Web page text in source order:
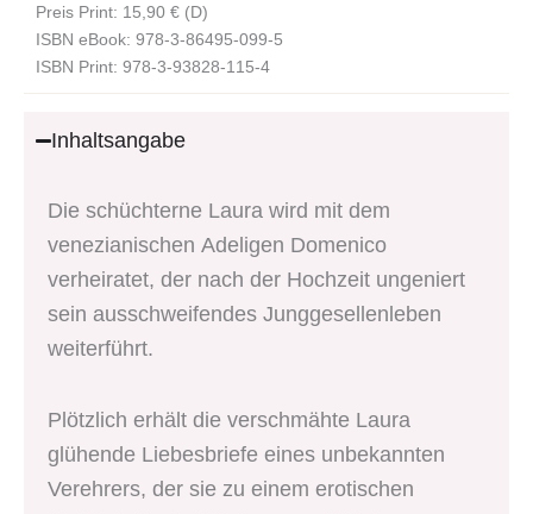
Preis Print: 15,90 € (D)
ISBN eBook: 978-3-86495-099-5
ISBN Print: 978-3-93828-115-4
Inhaltsangabe
Die schüchterne Laura wird mit dem
venezianischen Adeligen Domenico
verheiratet, der nach der Hochzeit ungeniert
sein ausschweifendes Junggesellenleben
weiterführt.
Plötzlich erhält die verschmähte Laura
glühende Liebesbriefe eines unbekannten
Verehrers, der sie zu einem erotischen